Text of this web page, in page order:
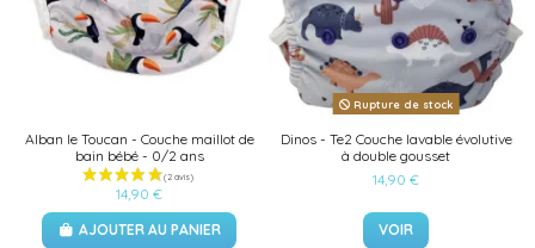
Alban le Toucan - Couche maillot de
bain bébé - 0/2 ans
14,90 €
AJOUTER AU PANIER
Rupture de stock
Dinos - Te2 Couche lavable évolutive
à double gousset
14,90 €
VOIR